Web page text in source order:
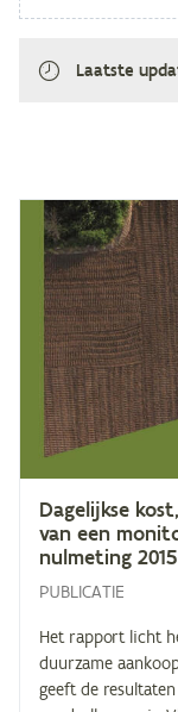
Laatste
Da­ge­lijk­se
van een
nul­me­ting 2015
PUBLICATIE
Het rapport licht
duurzame
geeft de